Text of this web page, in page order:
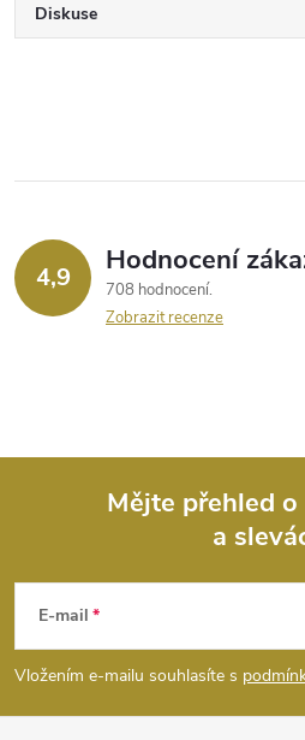
Diskuse
4,9 Hodnocení
708 hodnocení
Zobrazit recenze
p
Mějte přehled
a
E-mail
Vložením e-mailu souhlasíte s